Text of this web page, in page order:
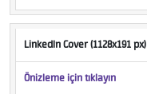
LinkedIn Cover (1128x191 px)
Önizleme için tıklayın